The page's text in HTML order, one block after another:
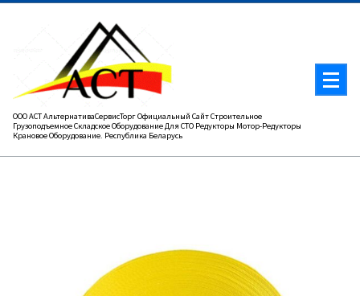
ООО АСТ АльтернативаСервисТорг Официальный Сайт Строительное
Грузоподъемное Складское Оборудование Для СТО Редукторы Мотор-Редукторы
Крановое Оборудование. Республика Беларусь